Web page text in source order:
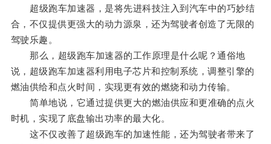
超级跑车加速器，是将先进科技注入到汽车中的巧妙结
合，不仅提供更强大的动力源泉，还为驾驶者创造了无限的
驾驶乐趣。
那么，超级跑车加速器的工作原理是什么呢？通俗地
说，超级跑车加速器利用电子芯片和控制系统，调整引擎的
燃油供给和点火时间，实现更有效的燃烧和动力传输。
简单地说，它通过提供更大的燃油供应和更准确的点火
时机，实现了底盘输出功率的最大化。
这不仅改善了超级跑车的加速性能，还为驾驶者带来了